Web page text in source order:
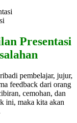
Presentasi
pembelajar, jujur,
feedback dari orang
cemohan, dan
ini, maka kita akan